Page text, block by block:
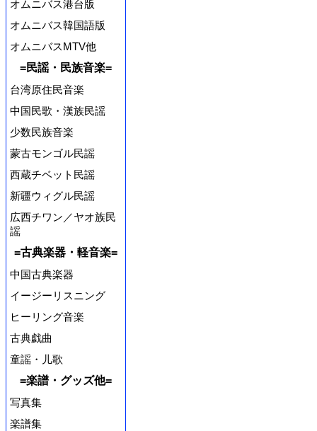
オムニバス港台版
オムニバス韓国語版
オムニバスMTV他
=民謡・民族音楽=
台湾原住民音楽
中国民歌・漢族民謡
少数民族音楽
蒙古モンゴル民謡
西蔵チベット民謡
新疆ウィグル民謡
広西チワン／ヤオ族民
謡
=古典楽器・軽音楽=
中国古典楽器
イージーリスニング
ヒーリング音楽
古典戯曲
童謡・儿歌
=楽譜・グッズ他=
写真集
楽譜集